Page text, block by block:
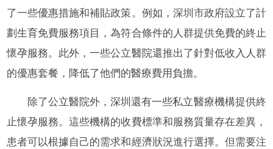
了一些優惠措施和補貼政策。例如，深圳市政府設立了計
劃生育免費服務項目，為符合條件的人群提供免費的終止
懷孕服務。此外，一些公立醫院還推出了針對低收入人群
的優惠套餐，降低了他們的醫療費用負擔。
除了公立醫院外，深圳還有一些私立醫療機構提供終
止懷孕服務。這些機構的收費標準和服務質量存在差異，
患者可以根據自己的需求和經濟狀況進行選擇。但需要注